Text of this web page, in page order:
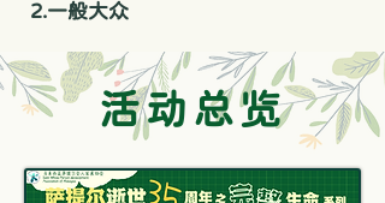
2.一般大众
​活动总览